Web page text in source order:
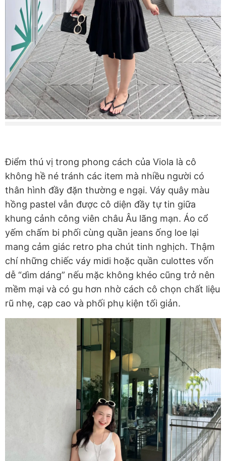
Điểm thú vị trong phong cách của Viola là cô
không hề né tránh các item mà nhiều người có
thân hình đầy đặn thường e ngại. Váy quây màu
hồng pastel vẫn được cô diện đầy tự tin giữa
khung cảnh công viên châu Âu lãng mạn. Áo cổ
yếm chấm bi phối cùng quần jeans ống loe lại
mang cảm giác retro pha chút tinh nghịch. Thậm
chí những chiếc váy midi hoặc quần culottes vốn
dễ “dìm dáng” nếu mặc không khéo cũng trở nên
mềm mại và có gu hơn nhờ cách cô chọn chất liệu
rũ nhẹ, cạp cao và phối phụ kiện tối giản.